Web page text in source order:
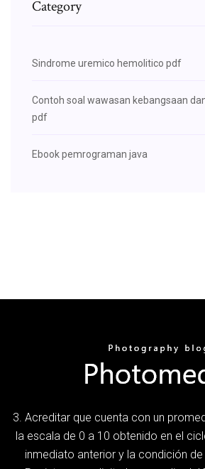
Category
Sindrome uremico hemolitico pdf
Contoh soal wawasan kebangsaan
pdf
Ebook pemrograman java
3. Acreditar que cuenta con un
la escala de 0 a 10 obtenido en el
inmediato anterior y la condición de